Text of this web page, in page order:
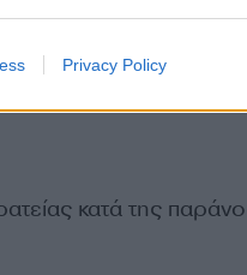
Privacy Policy
κατά της